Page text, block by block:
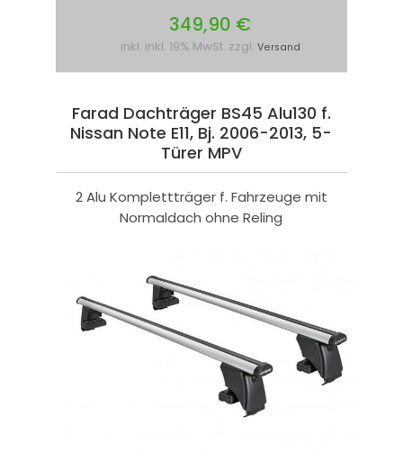
349,90 €
inkl. inkl. 19% MwSt. zzgl. Versand
Farad Dachträger BS45 Alu130 f.
Nissan Note E11, Bj. 2006-2013, 5-
Türer MPV
2 Alu Komplettträger f. Fahrzeuge mit
Normaldach ohne Reling